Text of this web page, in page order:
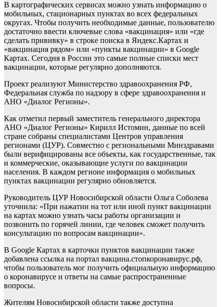
В картографических сервисах можно узнать информацию о
мобильных, стационарных пунктах во всех федеральных
округах. Чтобы получить необходимые данные, пользователю
достаточно ввести ключевые слова «вакцинация» или «где
сделать прививку» в строке поиска в Яндекс.Картах и
«вакцинация рядом» или «пункты вакцинации» в Google
Картах. Сегодня в России это самые полные списки мест
вакцинации, которые регулярно дополняются.
Проект реализуют Министерство здравоохранения РФ,
Федеральная служба по надзору в сфере здравоохранения и
АНО «Диалог Регионы».
Как отметил первый заместитель генерального директора
АНО «Диалог Регионы» Кирилл Истомин, данные по всей
стране собраны специалистами Центров управления
регионами (ЦУР). Совместно с региональными Минздравами
были верифицированы все объекты, как государственные, так
и коммерческие, оказывающие услуги по вакцинации
населения. В каждом регионе информация о мобильных
пунктах вакцинации регулярно обновляется.
Руководитель ЦУР Новосибирской области Ольга Соболева
уточнила: «При нажатии на тот или иной пункт вакцинации
на картах можно узнать часы работы организации и
позвонить по горячей линии, где человек сможет получить
консультацию по вопросам вакцинации».
В Google Картах в карточки пунктов вакцинации также
добавлена ссылка на портал вакцина.стопкоронавирус.рф,
чтобы пользователь мог получить официальную информацию
о коронавирусе и ответы на самые распространенные
вопросы.
Жителям Новосибирской области также доступна